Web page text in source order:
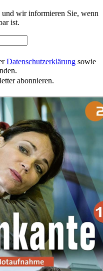
wir informieren Sie, wenn
ist.
Datenschutzerklärung sowie
abonnieren.